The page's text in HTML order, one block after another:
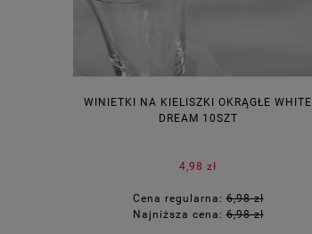
WINIETKI NA KIELISZKI OKRĄGŁE WHITE
DREAM 10SZT
4,98 zł
Cena regularna:6,98 zł
Najniższa cena:6,98 zł